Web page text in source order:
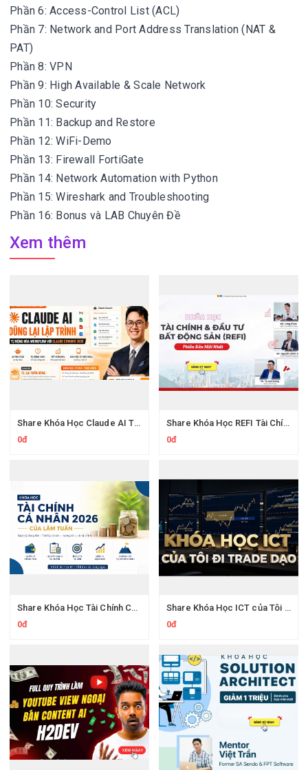
Phần 6: Access-Control List (ACL)
Phần 7: Network and Port Address Translation (NAT &
PAT)
Phần 8: VPN
Phần 9: High Available & Scale Network
Phần 10: Security
Phần 11: Backup and Restore
Phần 12: WiFi-Demo
Phần 13: Firewall FortiGate
Phần 14: Network Automation with Python
Phần 15: Wireshark and Troubleshooting
Phần 16: Bonus và LAB Chuyên Đề
Xem thêm
Share Khóa Học Claude AI Training Của Dũng Lại Lập Trình
0đ
Share Khóa Học REFI Tài Chính & Đầu Tư Bất Động Sản Của AFA
0đ
Share Khóa Học Tài Chính Cá Nhân 2026 Của Lâm Tuấn
0đ
Share Khóa Học ICT của Tôi Đi Trade Dạo
0đ